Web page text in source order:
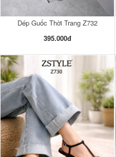
Dép Guốc Thời Trang Z732
395.000đ